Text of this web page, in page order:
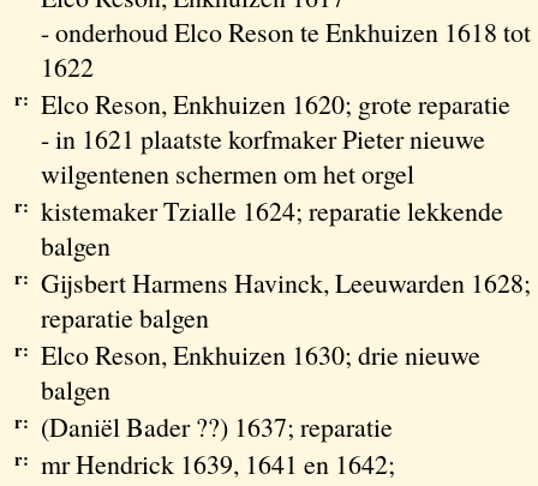
- onderhoud Elco Reson te Enkhuizen 1618 tot
1622
r: Elco Reson, Enkhuizen 1620; grote reparatie
- in 1621 plaatste korfmaker Pieter nieuwe
wilgentenen schermen om het orgel
r: kistemaker Tzialle 1624; reparatie lekkende
balgen
r: Gijsbert Harmens Havinck, Leeuwarden 1628;
reparatie balgen
r: Elco Reson, Enkhuizen 1630; drie nieuwe
balgen
r: (Daniël Bader ??) 1637; reparatie
r: mr Hendrick 1639, 1641 en 1642;